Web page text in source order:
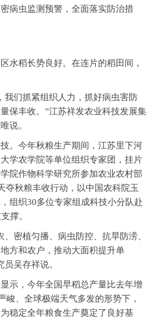
病虫监测预警，全面落实防治措
水稻长势良好。在连片的稻田间，
我们抓紧组织人力，抓好病虫害防
保丰收。”江苏祥发农业科技发展集
说。
。今年秋粮生产期间，江苏里下河
学农学院等单位组织专家团，挂片
院作物科学研究所参加农业农村部
夺秋粮丰收行动，以中国农科院玉
组织30多位专家组成科技小分队赴
撑。
密植匀播、病虫防控、抗旱防涝、
方和农户，推动大面积提升单
吴存祥说。
示，今年全国早稻总产量比去年增
峻、全球极端天气多发的形势下，
稳定全年粮食生产奠定了良好基